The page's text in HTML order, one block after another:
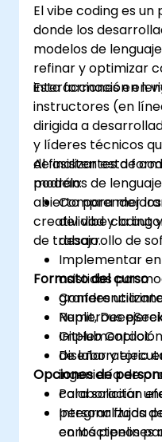
El vibe coding es
donde los
modelos de
refinar y optimizar
interacciones en
Esta formación en
instructores (en
dirigida a
y líderes técnicos
de asistentes de
modelos de
abierto para
creatividad y la
de trabajo.
Al finalizar esta
podrán:
Comprender
del vibe coding
desarrollo de
Implementar
asistidos por
grandes
Replit,
GitHub Copilot.
Diseñar y
ingeniería de
colaboración
Integrar flujos
en los pipelines
Formato del curso
Conferencia
Numerous
de laboratorio
Opciones de
Para solicitar
personalizada
contáctenos